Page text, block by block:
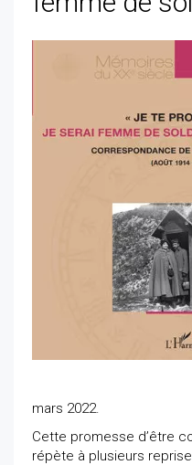
mars 2022.
Cette promesse d’être
répète à plusieurs